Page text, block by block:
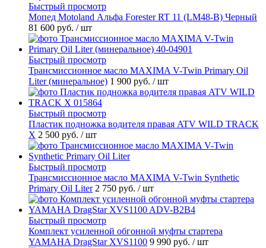
Быстрый просмотр
Мопед Motoland Альфа Forester RT 11 (LM48-B) Черный
81 600 руб. / шт
Быстрый просмотр
Трансмиссионное масло MAXIMA V-Twin Primary Oil
Liter (минеральное) 1 900 руб. / шт
Быстрый просмотр
Пластик подножка водителя правая ATV WILD TRACK
X 2 500 руб. / шт
Быстрый просмотр
Трансмиссионное масло MAXIMA V-Twin Synthetic
Primary Oil Liter 2 750 руб. / шт
Быстрый просмотр
Комплект усиленной обгонной муфты стартера
YAMAHA DragStar XVS1100 9 990 руб. / шт